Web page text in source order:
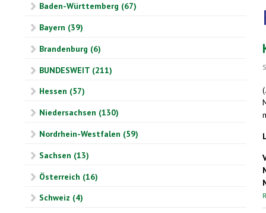
Baden-Württemberg (67)
Bayern (39)
Brandenburg (6)
BUNDESWEIT (211)
Hessen (57)
Niedersachsen (130)
Nordrhein-Westfalen (59)
Sachsen (13)
Österreich (16)
Schweiz (4)